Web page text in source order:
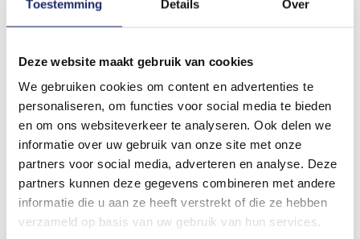
Toestemming Details Over
Deze website maakt gebruik van cookies
We gebruiken cookies om content en advertenties te
personaliseren, om functies voor social media te bieden
en om ons websiteverkeer te analyseren. Ook delen we
informatie over uw gebruik van onze site met onze
partners voor social media, adverteren en analyse. Deze
partners kunnen deze gegevens combineren met andere
informatie die u aan ze heeft verstrekt of die ze hebben
verzameld op basis van uw gebruik van hun services.
Stap 4: Ontvang een
Factuur
Vraag de schilder om een
factuur te verstrekken waarop
het verlaagde BTW-tarief van
9% op de arbeidskosten van het
schilderwerk wordt vermeld.